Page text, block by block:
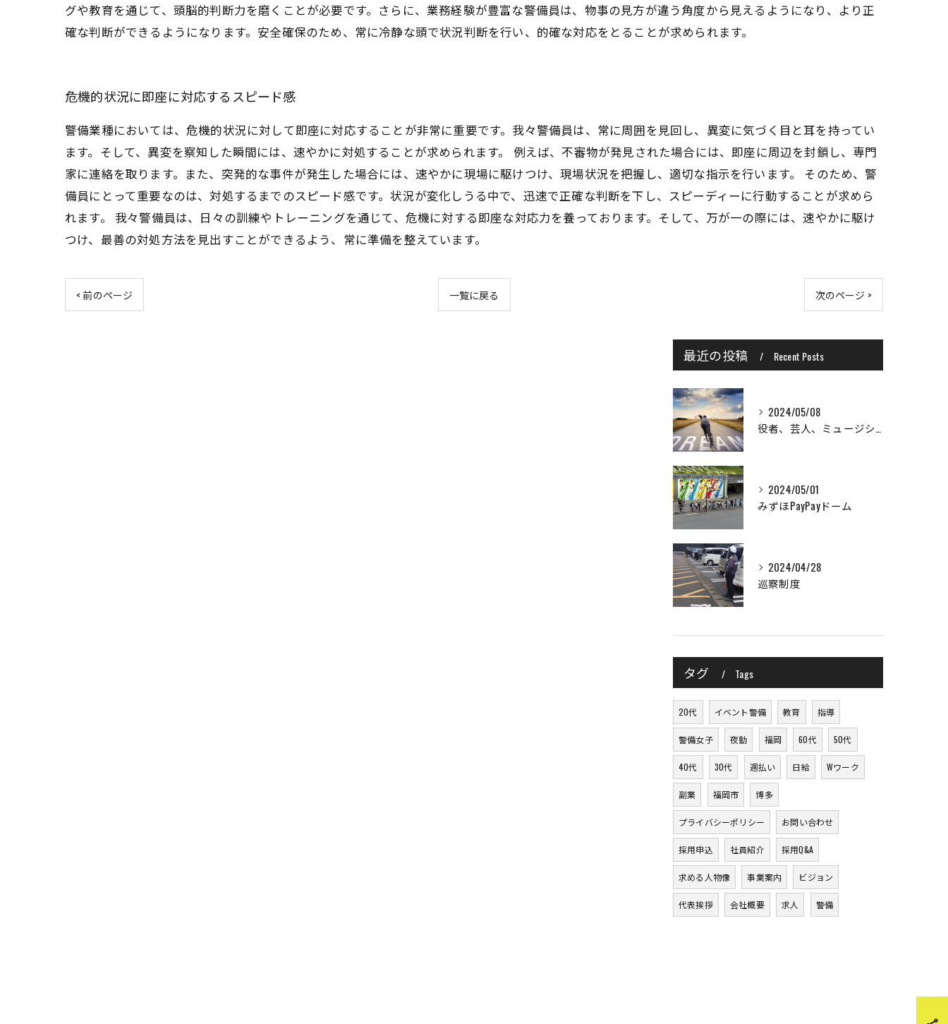
グや教育を通じて、頭脳的判断力を磨くことが必要です。さらに、業務経験が豊富な警備員は、物事の見方が違う角度から見えるようになり、より正
確な判断ができるようになります。安全確保のため、常に冷静な頭で状況判断を行い、的確な対応をとることが求められます。
危機的状況に即座に対応するスピード感
警備業種においては、危機的状況に対して即座に対応することが非常に重要です。我々警備員は、常に周囲を見回し、異変に気づく目と耳を持ってい
ます。そして、異変を察知した瞬間には、速やかに対処することが求められます。 例えば、不審物が発見された場合には、即座に周辺を封鎖し、専門
家に連絡を取ります。また、突発的な事件が発生した場合には、速やかに現場に駆けつけ、現場状況を把握し、適切な指示を行います。 そのため、警
備員にとって重要なのは、対処するまでのスピード感です。状況が変化しうる中で、迅速で正確な判断を下し、スピーディーに行動することが求めら
れます。 我々警備員は、日々の訓練やトレーニングを通じて、危機に対する即座な対応力を養っております。そして、万が一の際には、速やかに駆け
つけ、最善の対処方法を見出すことができるよう、常に準備を整えています。
< 前のページ 一覧に戻る 次のページ >
最近の投稿 Recent Posts
2024/05/08
役者、芸人、ミュージシャン、格闘家目指している方など大歓迎！！
2024/05/01
みずほPayPayドーム
2024/04/28
巡察制度
タグ Tags
20代 イベント警備 教育 指導
警備女子 夜勤 福岡 60代 50代
40代 30代 週払い 日給 Wワーク
副業 福岡市 博多
プライバシーポリシー お問い合わせ
採用申込 社員紹介 採用Q&A
求める人物像 事業案内 ビジョン
代表挨拶 会社概要 求人 警備